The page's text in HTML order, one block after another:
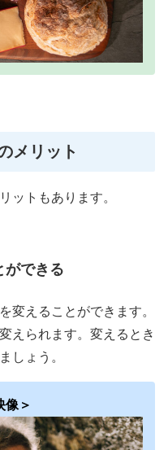
メリット
ットもあります。
ができる
変えることができます。
えられます。変えるとき
しょう。
像＞